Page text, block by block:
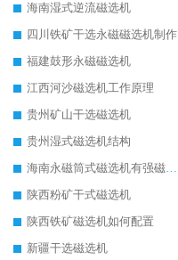
海南湿式逆流磁选机
四川铁矿干选永磁磁选机制作
福建鼓形永磁磁选机
江西河沙磁选机工作原理
贵州矿山干选磁选机
贵州湿式磁选机结构
海南永磁筒式磁选机有强磁的吗
陕西粉矿干式磁选机
陕西铁矿磁选机如何配置
新疆干选磁选机